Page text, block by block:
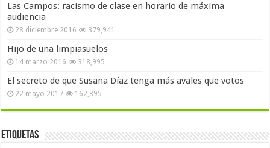
Las Campos: racismo de clase en horario de máxima
audiencia
28 diciembre 2016 379,941
Hijo de una limpiasuelos
14 marzo 2016 318,995
El secreto de que Susana Díaz tenga más avales que votos
22 mayo 2017 162,895
Etiquetas